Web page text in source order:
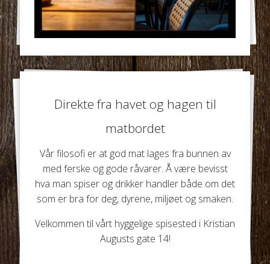
Direkte fra havet og hagen til
matbordet
Vår filosofi er at god mat lages fra bunnen av
med ferske og gode råvarer. Å være bevisst
hva man spiser og drikker handler både om det
som er bra for deg, dyrene, miljøet og smaken.
Velkommen til vårt hyggelige spisested i Kristian
Augusts gate 14!